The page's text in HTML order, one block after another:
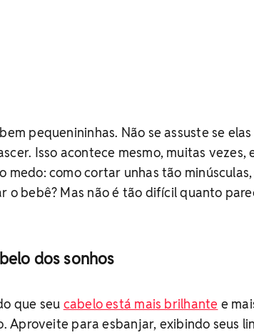
pequenininhas. Não se assuste se elas
Isso acontece mesmo, muitas vezes,
medo: como cortar unhas tão minúsculas,
o bebê? Mas não é tão difícil quanto
dos sonhos
que seu cabelo está mais brilhante e
Aproveite para esbanjar, exibindo seus